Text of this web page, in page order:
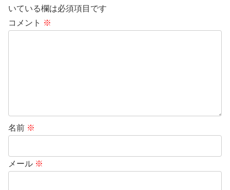
いている欄は必須項目です
コメント ※
名前 ※
メール ※